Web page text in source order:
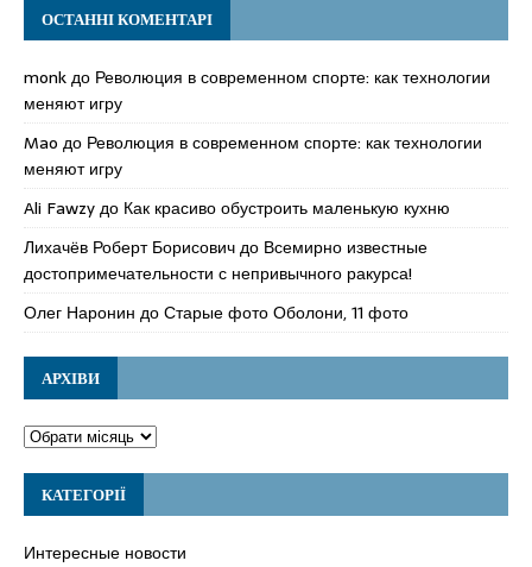
ОСТАННІ КОМЕНТАРІ
monkдо Революция в современном спорте: как технологии
меняют игру
Mao до Революция в современном спорте: как технологии
меняют игру
Ali Fawzyдо Как красиво обустроить маленькую кухню
Лихачёв Роберт Борисовичдо Всемирно известные
достопримечательности с непривычного ракурса!
Олег Наронин доСтарые фото Оболони, 11 фото
АРХІВИ
КАТЕГОРІЇ
Интересные новости